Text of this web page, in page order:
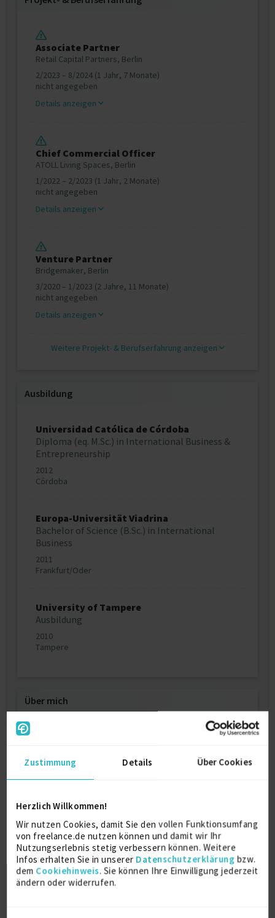
Zustimmung Details Über Cookies
Herzlich Willkommen!
Wir nutzen Cookies, damit Sie den vollen Funktionsumfang
von freelance.de nutzen können und damit wir Ihr
Nutzungserlebnis stetig verbessern können. Weitere
Infos erhalten Sie in unserer Datenschutzerklärung bzw.
dem Cookiehinweis. Sie können Ihre Einwilligung jederzeit
ändern oder widerrufen.
Associate Partner
Retail Capital Partners, Berlin
2/2023 – 8/2024 (1 Jahr, 7 Monate)
nicht angegeben
Details anzeigen
Chief Commercial Officer
ATOLL Living Spaces, Berlin
1/2022 – 2/2023 (1 Jahr, 2 Monate)
nicht angegeben
Details anzeigen
Venture Partner
Bridgemaker, Berlin
3/2020 – 1/2023 (2 Jahre, 11 Monate)
nicht angegeben
Details anzeigen
Weitere Projekt‐ & Berufserfahrung anzeigen
Ausbildung
Universidad Católica de Córdoba
Diploma (eq. M.Sc.) in International Business &
Entrepreneurship
2012
Córdoba
Europa-Universität Viadrina
Bachelor of Science (B.Sc.) in International
Business
2011
Frankfurt/Oder
University of Tampere
Ausbildung
2010
Tampere
Über mich
Ich bin ein erfahrener Wachstumsstratege und
Venture-Building-Experte mit einer starken
wirkungsstarker Projekte in Sektoren wie
Einzelhandel, Technologie, Medien und Industrie.
Im Laufe meiner Karriere habe ich leitende
Positionen in Boutique-Strategieberatungen und
Corporate Venture Buildern übernommen, wo ich
Multi-Millionen-Euro-Projekte gesteuert, M&A-
Initiativen vorangetrieben und Business-
Transformationen erfolgreich umgesetzt habe.
Meine Expertise umfasst Geschäftsentwicklung,